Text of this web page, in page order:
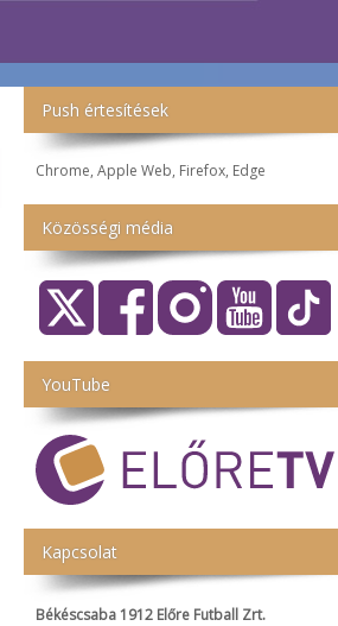
Push értesítések
Chrome, Apple Web, Firefox, Edge
Közösségi média
YouTube
Kapcsolat
Békéscsaba 1912 Előre Futball Zrt.